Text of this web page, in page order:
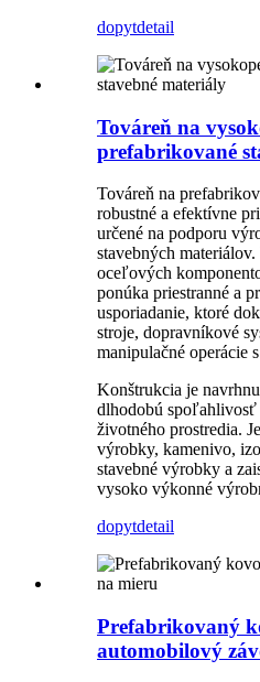
dopytdetail
Továreň na
prefabrikované
Továreň na
robustné a efektívne
určené na podporu
stavebných
oceľových
ponúka priestranné a
usporiadanie, ktoré
stroje, dopravníkové
manipulačné operácie
Konštrukcia je
dlhodobú spoľahlivosť
životného prostredia.
výrobky, kamenivo,
stavebné výrobky a
vysoko výkonné
dopytdetail
Prefabrikovaný
automobilový